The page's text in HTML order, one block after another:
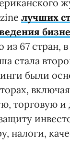
лучших
из 67 стран,
стала
были
торговую
налоги,